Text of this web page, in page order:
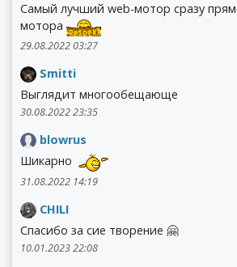
Самый лучший web-мотор сразу
мотора
29.08.2022 03:27
Smitti
Выглядит многообещающе
30.08.2022 23:35
blowrus
Шикарно
31.08.2022 14:19
CHILI
Спасибо за сие творение 🤗
10.01.2023 22:08